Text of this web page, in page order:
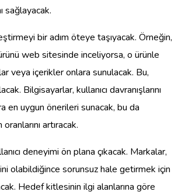
sağlayacak.
bir adım öteye taşıyacak. Örneğin,
web sitesinde inceliyorsa, o ürünle
veya içerikler onlara sunulacak. Bu,
Bilgisayarlar, kullanıcı davranışlarını
en uygun önerileri sunacak, bu da
artıracak.
deneyimi ön plana çıkacak. Markalar,
olabildiğince sorunsuz hale getirmek için
Hedef kitlesinin ilgi alanlarına göre